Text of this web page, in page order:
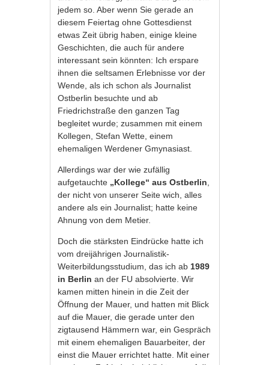
jedem so. Aber wenn Sie gerade an
diesem Feiertag ohne Gottesdienst
etwas Zeit übrig haben, einige kleine
Geschichten, die auch für andere
interessant sein könnten: Ich erspare
ihnen die seltsamen Erlebnisse vor der
Wende, als ich schon als Journalist
Ostberlin besuchte und ab
Friedrichstraße den ganzen Tag
begleitet wurde; zusammen mit einem
Kollegen, Stefan Wette, einem
ehemaligen Werdener Gmynasiast.
Allerdings war der wie zufällig
aufgetauchte „Kollege“ aus Ostberlin
der nicht von unserer Seite wich, alles
andere als ein Journalist; hatte keine
Ahnung von dem Metier.
Doch die stärksten Eindrücke hatte ich
vom dreijährigen Journalistik-
Weiterbildungsstudium, das ich ab 1989
in Berlin an der FU absolvierte. Wir
kamen mitten hinein in die Zeit der
Öffnung der Mauer, und hatten mit Blick
auf die Mauer, die gerade unter den
zigtausend Hämmern war, ein Gespräch
mit einem ehemaligen Bauarbeiter, der
einst die Mauer errichtet hatte. Mit einer